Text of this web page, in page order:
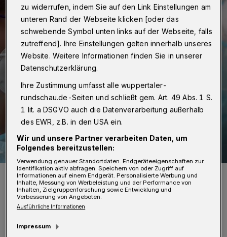
Symbolbild.
Foto: DoroT Schenk
zu widerrufen, indem Sie auf den Link Einstellungen am
unteren Rand der Webseite klicken [oder das
schwebende Symbol unten links auf der Webseite, falls
zutreffend]. Ihre Einstellungen gelten innerhalb unseres
Website. Weitere Informationen finden Sie in unserer
Datenschutzerklärung.
Ihre Zustimmung umfasst alle wuppertaler-
rundschau.de-Seiten und schließt gem. Art. 49 Abs. 1 S.
1 lit. a DSGVO auch die Datenverarbeitung außerhalb
des EWR, z.B. in den USA ein.
Wir und unsere Partner verarbeiten Daten, um
Folgendes bereitzustellen:
Verwendung genauer Standortdaten. Endgeräteeigenschaften zur
Identifikation aktiv abfragen. Speichern von oder Zugriff auf
Informationen auf einem Endgerät. Personalisierte Werbung und
Inhalte, Messung von Werbeleistung und der Performance von
Inhalten, Zielgruppenforschung sowie Entwicklung und
Verbesserung von Angeboten.
Ausführliche Informationen
Impressum